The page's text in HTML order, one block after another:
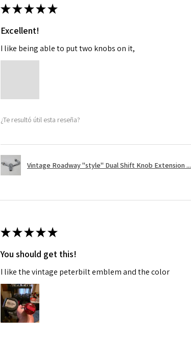
★★★★★
Excellent!
I like being able to put two knobs on it,
¿Te resultó útil esta reseña?
Vintage Roadway "style" Dual Shift Knob Extension ...
★★★★★
You should get this!
I like the vintage peterbilt emblem and the color